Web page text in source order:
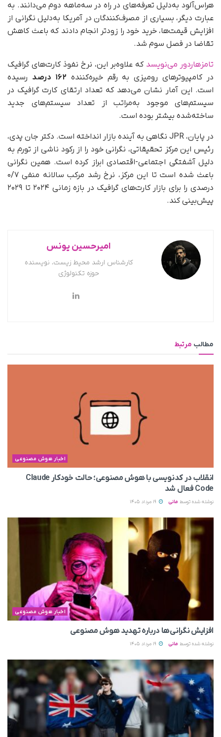
هراس‌آلود به‌دلیل تعرفه‌های در راه در سه‌ماهه دوم می‌دانند. به
عبارت دیگر، بسیاری از مصرف‌کنندگان در آمریکا به‌دلیل نگرانی از
افزایش قیمت‌ها، خرید خود را زودتر انجام دادند که باعث کاهش
تقاضا در فصل سوم شد.
تامزهاردور می‌نویسدکه علاوه‌بر این، نرخ نفوذ کارت‌های گرافیک
در کامپیوترهای رومیزی به رقم خیره‌کننده ۱۶۲ درصد
رسیده
است. این آمار نشان می‌دهد که تعداد ارتقای کارت گرافیک در
سیستم‌های موجود به‌مراتب از تعداد سیستم‌های جدید
ساخته‌شده بیشتر بوده است.
در پایان، JPR نگاهی به آینده بازار انداخته است. دکتر جان پدی،
رئیس این مرکز تحقیقاتی، نگرانی خود را از رکود ناشی از تورم به
دلیل آشفتگی اجتماعی-اقتصادی ابراز کرده است. همین نگرانی
باعث شده است تا این مرکز، نرخ رشد مرکب سالانه منفی ۰/۷
درصدی را برای بازار کارت‌های گرافیک در بازه زمانی ۲۰۲۴ تا ۲۰۲۹
پیش‌بینی کند.
امیرحسین یونس
کارشناس ارشد محیط زیست، نویسنده
حوزه تکنولوژی
مطالب مرتبط
اخبار هوش مصنوعی
انقلاب در کدنویسی با هوش مصنوعی؛ حالت خودکار Claude
Code فعال شد
نوشته شده توسط مانی
اخبار هوش مصنوعی
افزایش نگرانی‌ها درباره تهدید هوش مصنوعی
نوشته شده توسط مانی